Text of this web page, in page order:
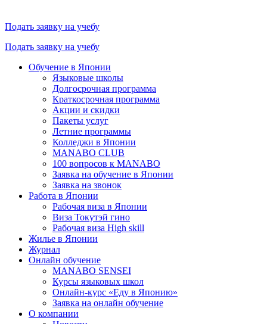
Подать заявку на учебу
Подать заявку на учебу
Обучение в Японии
Языковые школы
Долгосрочная программа
Краткосрочная программа
Акции и скидки
Пакеты услуг
Летние программы
Колледжи в Японии
MANABO CLUB
100 вопросов к MАNABO
Заявка на обучение в Японии
Заявка на звонок
Работа в Японии
Рабочая виза в Японии
Виза Токутэй гино
Рабочая виза High skill
Жилье в Японии
Журнал
Онлайн обучение
MANABO SENSEI
Курсы языковых школ
Онлайн-курс «Еду в Японию»
Заявка на онлайн обучение
О компании